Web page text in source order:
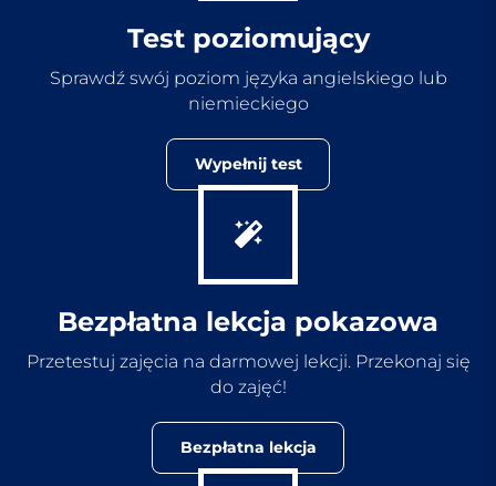
Test poziomujący
Sprawdź swój poziom języka angielskiego lub
niemieckiego
Wypełnij test
Bezpłatna lekcja pokazowa
Przetestuj zajęcia na darmowej lekcji. Przekonaj się
do zajęć!
Bezpłatna lekcja